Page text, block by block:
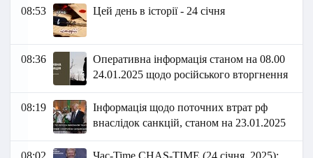
08:53 Цей день в історії - 24 січня
08:36
Оперативна інформація станом на 08.00
24.01.2025 щодо російського вторгнення
08:19
Інформація щодо поточних втрат рф
внаслідок санкцій, станом на 23.01.2025